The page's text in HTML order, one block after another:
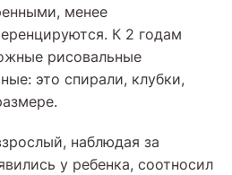
менее
К 2 годам
рисовальные
это спирали, клубки,
наблюдая за
у ребенка, соотносил